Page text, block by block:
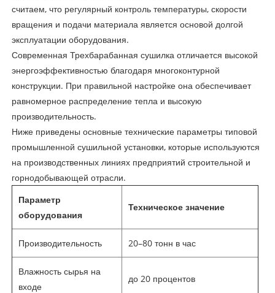
считаем, что регулярный контроль температуры, скорости
вращения и подачи материала является основой долгой
эксплуатации оборудования.
Современная Трехбарабанная сушилка отличается высокой
энергоэффективностью благодаря многоконтурной
конструкции. При правильной настройке она обеспечивает
равномерное распределение тепла и высокую
производительность.
Ниже приведены основные технические параметры типовой
промышленной сушильной установки, которые используются
на производственных линиях предприятий строительной и
горнодобывающей отрасли.
Параметр
оборудования
Техническое значение
Производительность 20–80 тонн в час
Влажность сырья на
входе
до 20 процентов